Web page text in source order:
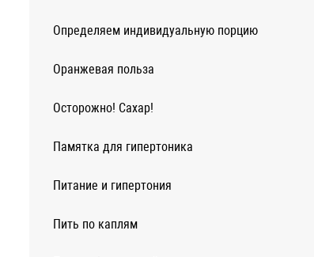
Определяем индивидуальную порцию
Оранжевая польза
Осторожно! Сахар!
Памятка для гипертоника
Питание и гипертония
Пить по каплям